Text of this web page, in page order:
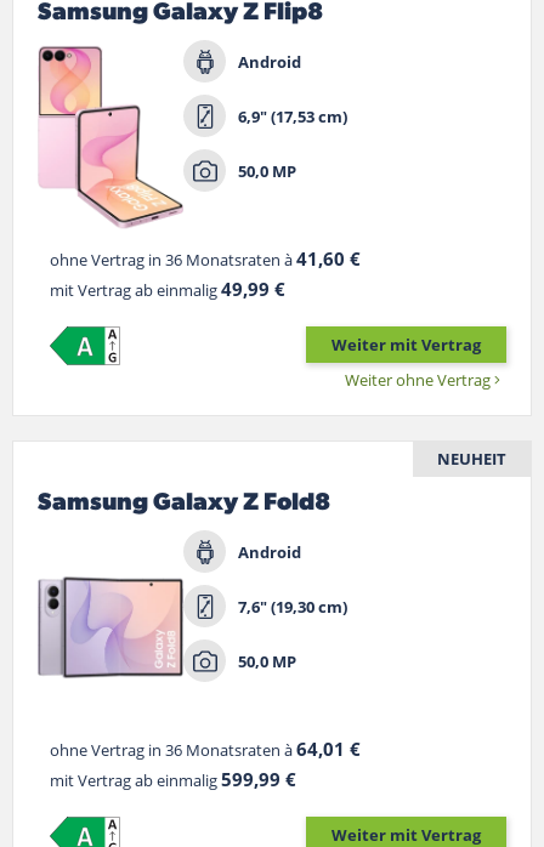
Samsung Galaxy Z Flip8
Android
6,9" (17,53 cm)
50,0 MP
ohne Vertrag in 36 Monatsraten à41,60 €
mit Vertrag ab einmalig49,99 €
Weiter mit Vertrag
Weiter ohne Vertrag
NEUHEIT
Samsung Galaxy Z Fold8
Android
7,6" (19,30 cm)
50,0 MP
ohne Vertrag in 36 Monatsraten à64,01 €
mit Vertrag ab einmalig599,99 €
Weiter mit Vertrag